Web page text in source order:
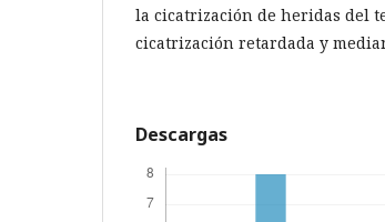
la cicatrización de heridas del
cicatrización retardada y
Descargas